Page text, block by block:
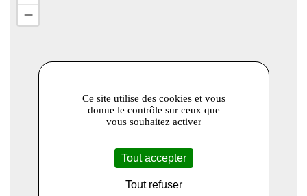
−
Ce site utilise des cookies et vous
donne le contrôle sur ceux que
vous souhaitez activer
Tout accepter
Tout refuser